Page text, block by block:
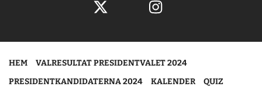
HEM
VALRESULTAT PRESIDENTVALET 2024
PRESIDENTKANDIDATERNA 2024
KALENDER QUIZ